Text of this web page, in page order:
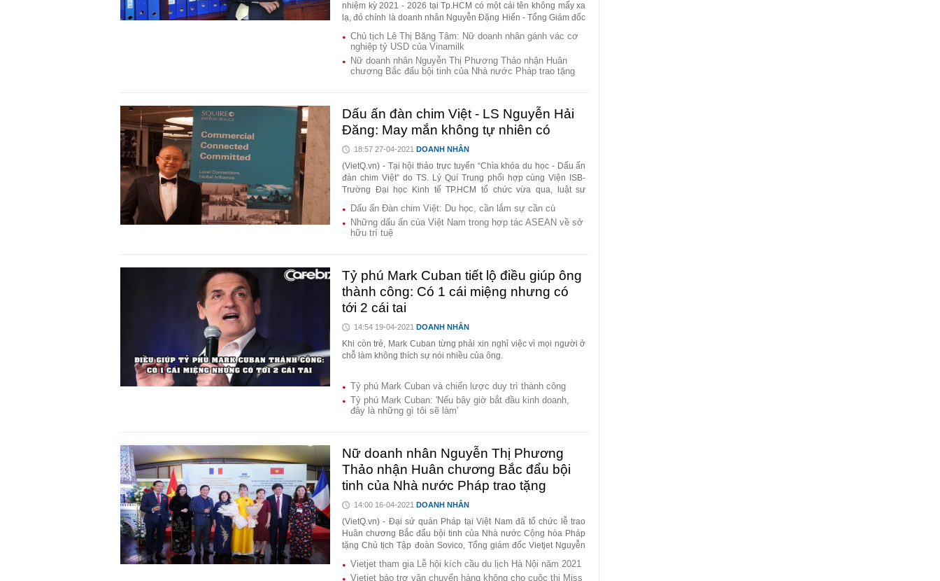
nhiệm kỳ 2021 - 2026 tại Tp.HCM có một cái tên không mấy xa
lạ, đó chính là doanh nhân Nguyễn Đặng Hiến - Tổng Giám đốc
nhà kinh doanh có tâm, có tài, tên tuổi của ông Hiến còn gắn
liền với nhiều hoạt động an sinh xã hội giàu ý nghĩa tại Tp.HCM
và các địa phương khác trên cả nước.
Chủ tịch Lê Thị Băng Tâm: Nữ doanh nhân gánh vác cơ
nghiệp tỷ USD của Vinamilk
Nữ doanh nhân Nguyễn Thị Phương Thảo nhận Huân
chương Bắc đẩu bội tinh của Nhà nước Pháp trao tặng
Dấu ấn đàn chim Việt - LS Nguyễn Hải
Đăng: May mắn không tự nhiên có
18:57 27-04-2021 DOANH NHÂN
(VietQ.vn) - Tại hội thảo trực tuyến “Chìa khóa du học - Dấu ấn
đàn chim Việt” do TS. Lý Quí Trung phối hợp cùng Viện ISB-
Trường Đại học Kinh tế TP.HCM tổ chức vừa qua, luật sư
Nguyễn Hải Đăng đã có những chia sẻ cởi mở về hành trình du
học của mình tại Úc và những thành công trong nghề Luật ở
nước ngoài.
Dấu ấn Đàn chim Việt: Du học, cần lắm sự cần cù
Những dấu ấn của Việt Nam trong hợp tác ASEAN về sở
hữu trí tuệ
Tỷ phú Mark Cuban tiết lộ điều giúp ông
thành công: Có 1 cái miệng nhưng có
tới 2 cái tai
14:54 19-04-2021 DOANH NHÂN
Khi còn trẻ, Mark Cuban từng phải xin nghỉ việc vì mọi người ở
chỗ làm không thích sự nói nhiều của ông.
Tỷ phú Mark Cuban và chiến lược duy trì thành công
Tỷ phú Mark Cuban: 'Nếu bây giờ bắt đầu kinh doanh,
đây là những gì tôi sẽ làm'
Nữ doanh nhân Nguyễn Thị Phương
Thảo nhận Huân chương Bắc đẩu bội
tinh của Nhà nước Pháp trao tặng
14:00 16-04-2021 DOANH NHÂN
(VietQ.vn) - Đại sứ quán Pháp tại Việt Nam đã tổ chức lễ trao
Huân chương Bắc đẩu bội tinh của Nhà nước Cộng hòa Pháp
tặng Chủ tịch Tập đoàn Sovico, Tổng giám đốc Vietjet Nguyễn
Vietjet tham gia Lễ hội kích cầu du lịch Hà Nội năm 2021
Vietjet bảo trợ vận chuyển hàng không cho cuộc thi Miss